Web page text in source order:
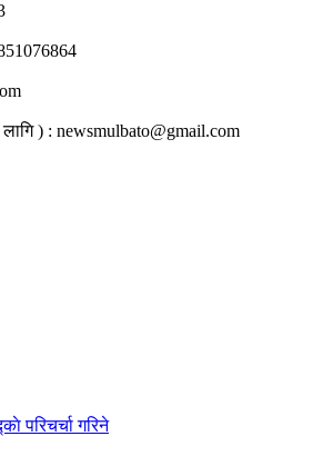
) : newsmulbato@gmail.com
परिचर्चा गरिने